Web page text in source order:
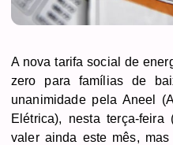
A nova tarifa social de
zero para famílias de
unanimidade pela Aneel
Elétrica), nesta terça-
valer ainda este mês,